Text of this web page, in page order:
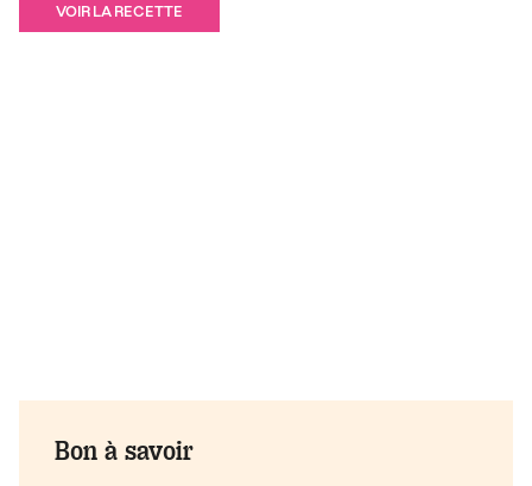
VOIR LA RECETTE
Bon à savoir